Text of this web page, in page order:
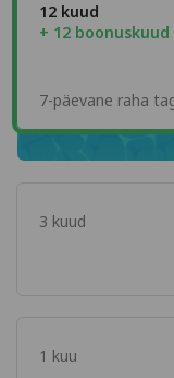
12 kuud
+ 12 boonuskuud
7-päevane raha
3 kuud
1 kuu